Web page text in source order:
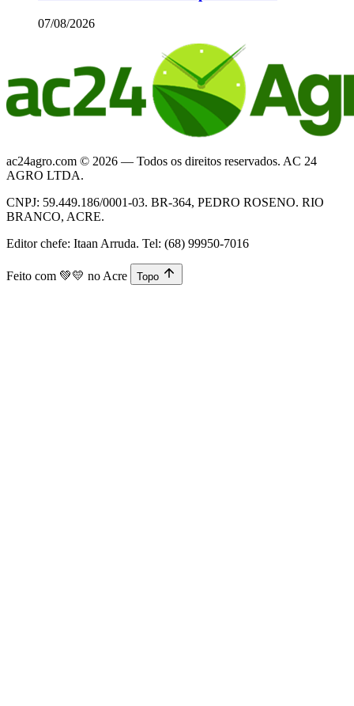
07/08/2026
ac24agro.com © 2026 — Todos os direitos reservados. AC 24
AGRO LTDA.
CNPJ: 59.449.186/0001-03. BR-364, PEDRO ROSENO. RIO
BRANCO, ACRE.
Editor chefe: Itaan Arruda. Tel: (68) 99950-7016
Feito com 💚💛 no Acre Topo